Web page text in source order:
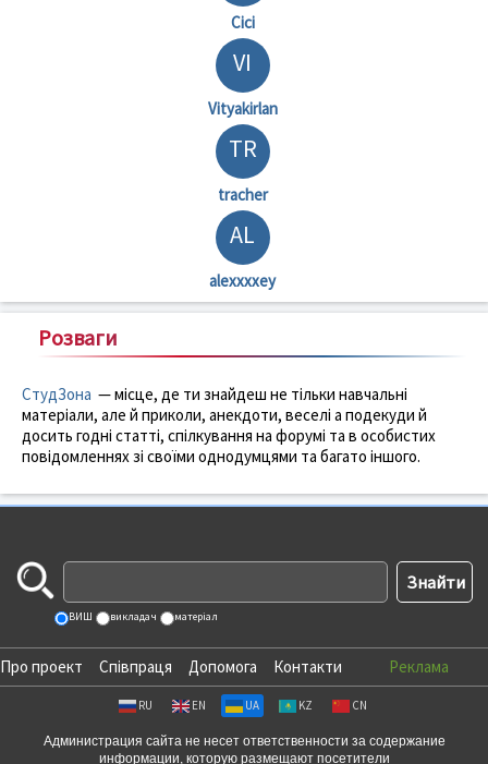
Cici
VI
Vityakirlan
TR
tracher
AL
alexxxxey
Розваги
СтудЗона — місце, де ти знайдеш не тільки навчальні
матеріали, але й приколи, анекдоти, веселі а подекуди й
досить годні статті, спілкування на форумі та в особистих
повідомленнях зі своїми однодумцями та багато іншого.
ВИШ викладач матеріал
Про проект Співпраця Допомога Контакти Реклама
RU EN UA KZ CN
Администрация сайта не несет ответственности за содержание
информации, которую размещают посетители